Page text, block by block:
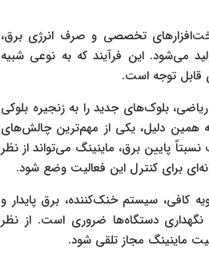
تخصصی و صرف انرژی برق،
می‌شود. این فرآیند که به نوعی شبیه
قابل توجه است.
بلوک‌های جدید را به زنجیره بلوکی
همین دلیل، یکی از مهم‌ترین چالش‌های
پایین برق، ماینینگ می‌تواند از نظر
برای کنترل این فعالیت وضع شود.
کافی، سیستم خنک‌کننده، برق پایدار و
دستگاه‌ها ضروری است. از نظر
ماینینگ مجاز تلقی شود.